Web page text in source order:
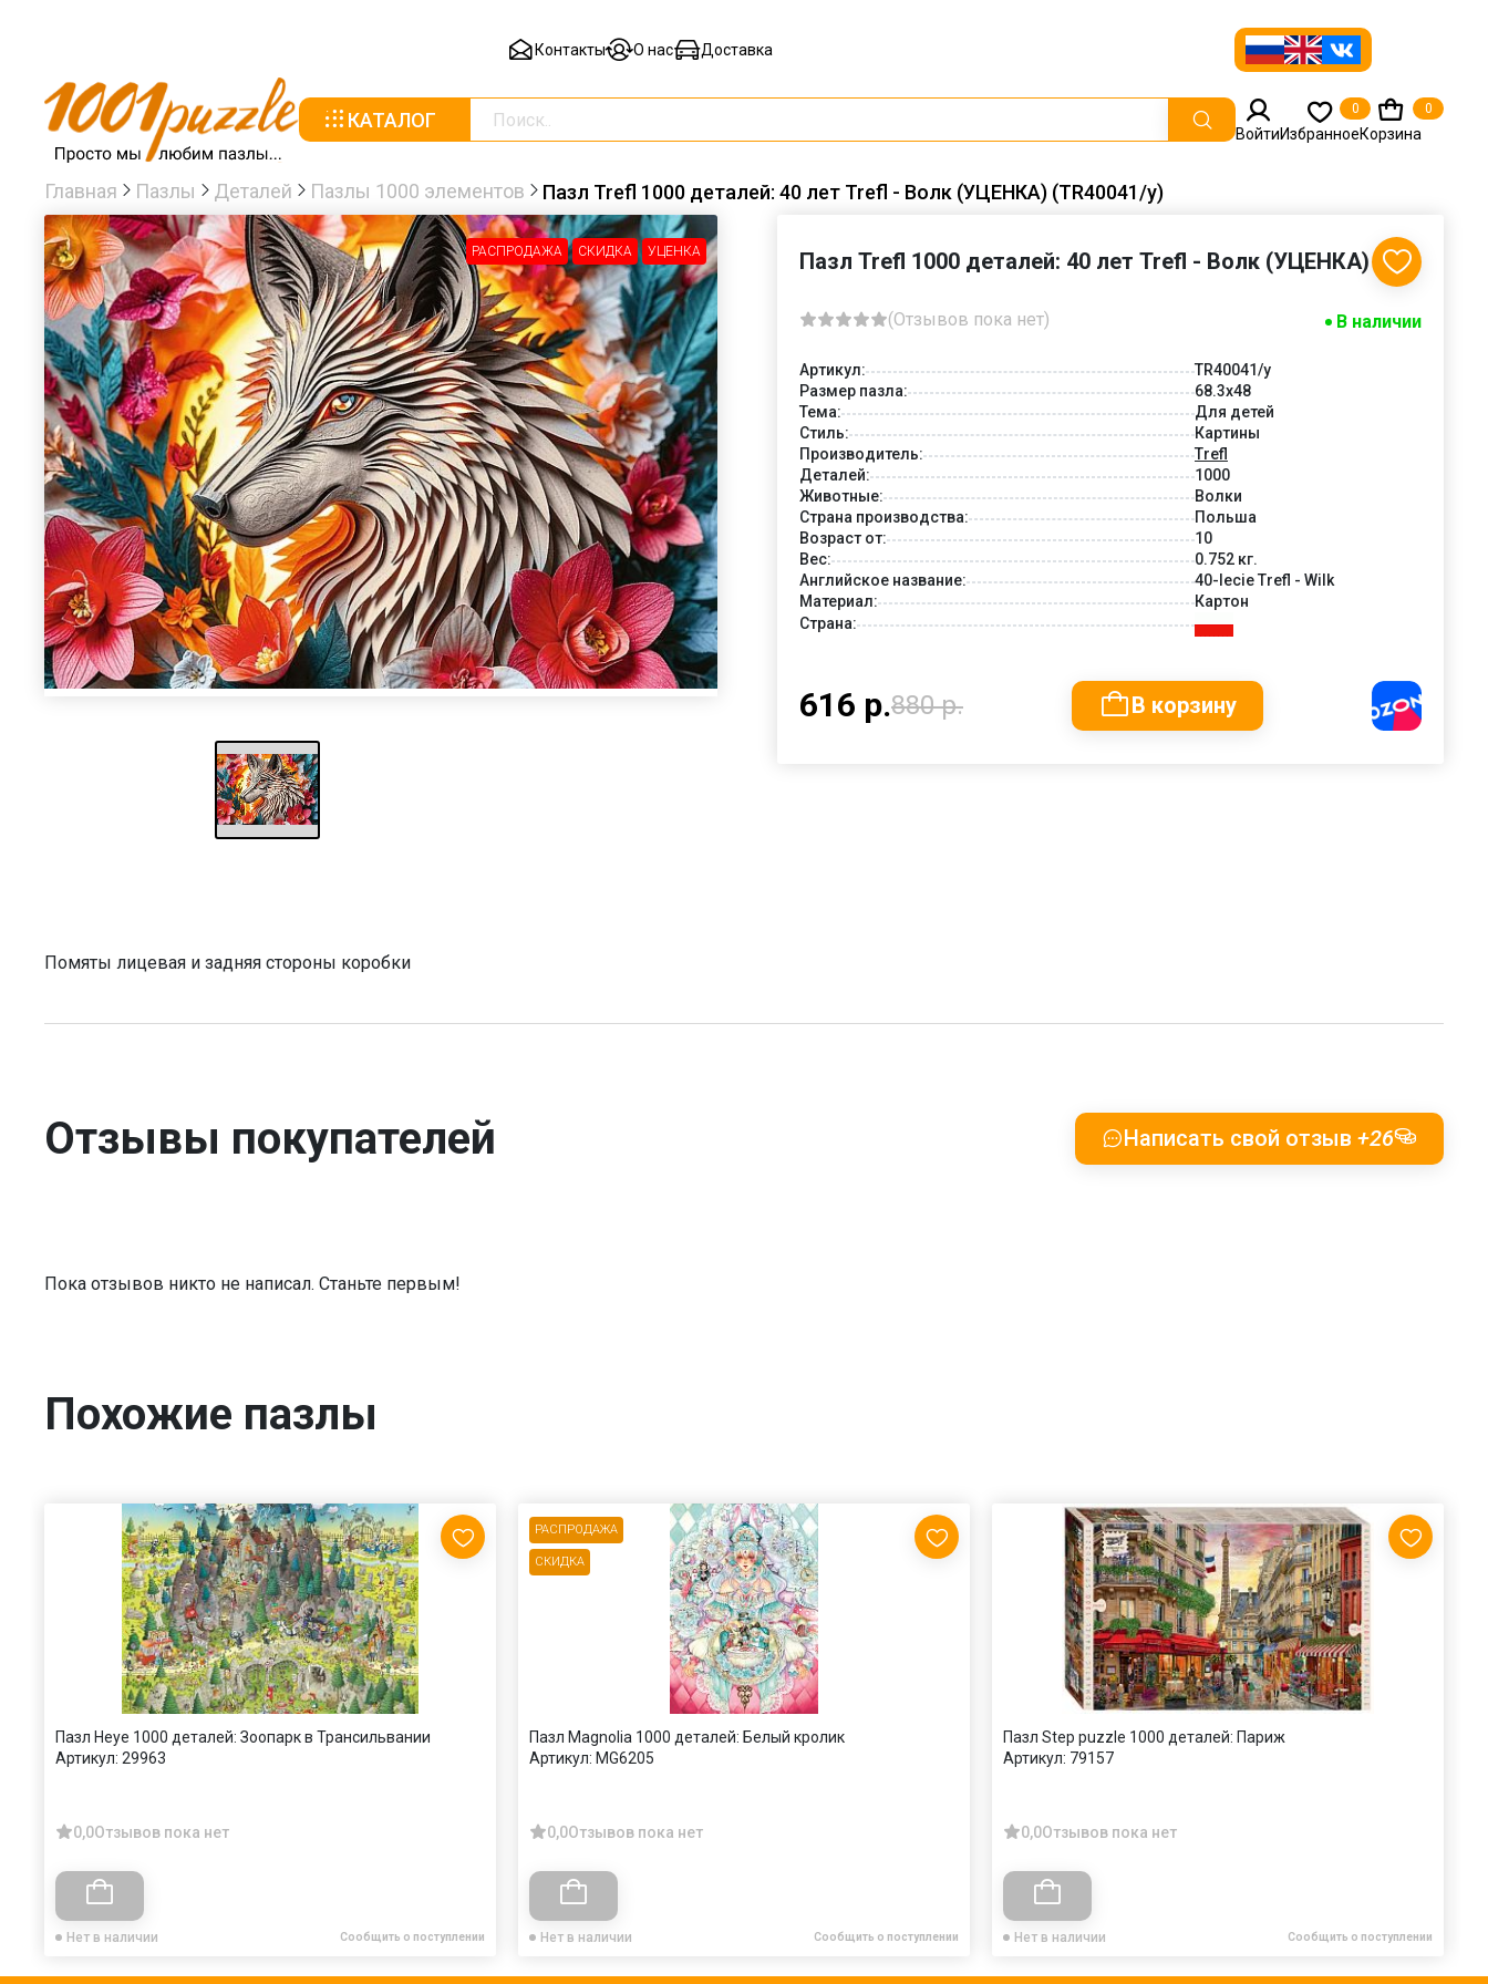
Контакты О нас Доставка
КАТАЛОГ
ВойтиИзбранное
0
Корзина
0
Главная Пазлы Деталей Пазлы 1000 элементов Пазл Trefl 1000 деталей: 40 лет Trefl - Волк (УЦЕНКА) (TR40041/у)
РАСПРОДАЖА СКИДКА УЦЕНКА
-30%
Помяты лицевая и задняя стороны коробки
Пазл Trefl 1000 деталей: 40 лет Trefl - Волк (УЦЕНКА)
(Отзывов пока нет) В наличии
Артикул:
TR40041/у
Размер пазла:
68.3x48
Тема:
Для детей
Стиль:
Картины
Производитель:
Trefl
Деталей:
1000
Животные:
Волки
Страна производства:
Польша
Возраст от:
10
Вес:
0.752 кг.
Английское название:
40-lecie Trefl - Wilk
Материал:
Картон
Страна:
616 р.880 р. В корзину
Отзывы покупателей Написать свой отзыв +26
Пока отзывов никто не написал. Станьте первым!
Похожие пазлы
Пазл Heye 1000 деталей: Зоопарк в Трансильвании
Артикул: 29963
0,0Отзывов пока нет
Нет в наличии Сообщить о поступлении
РАСПРОДАЖА
СКИДКА
Пазл Magnolia 1000 деталей: Белый кролик
Артикул: MG6205
0,0Отзывов пока нет
Нет в наличии Сообщить о поступлении
Пазл Step puzzle 1000 деталей: Париж
Артикул: 79157
0,0Отзывов пока нет
Нет в наличии Сообщить о поступлении